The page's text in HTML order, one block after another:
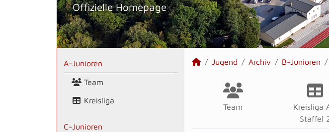
Offizielle Homepage
A-Junioren
Team
Kreisliga
C-Junioren
Jugend Archiv B-Junioren
Team
Kreisliga
Staffel